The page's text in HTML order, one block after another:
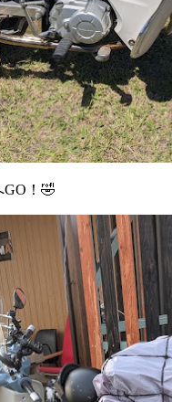
GO！🤣